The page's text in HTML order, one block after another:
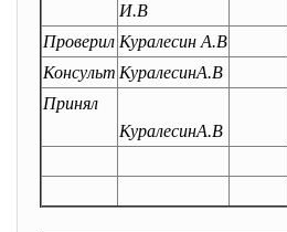
И.В
Проверил Куралесин А.В
Консульт КуралесинА.В
Принял
КуралесинА.В